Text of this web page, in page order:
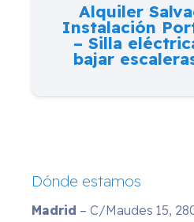
Alquiler
Instalación
– Silla
bajar
Dónde estamos
Madrid – C/Maudes 15,